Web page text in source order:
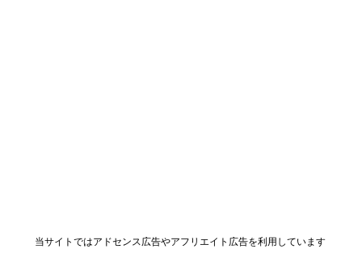
当サイトではアドセンス広告やアフリエイト広告を利用しています